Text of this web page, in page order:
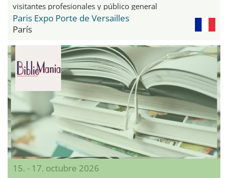
visitantes profesionales y público general
Paris Expo Porte de Versailles
París
15. - 17. octubre 2026